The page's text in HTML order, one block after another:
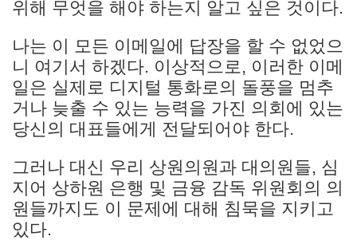
위해 무엇을 해야 하는지 알고 싶은 것이다.
나는 이 모든 이메일에 답장을 할 수 없었으
니 여기서 하겠다. 이상적으로, 이러한 이메
일은 실제로 디지털 통화로의 돌풍을 멈추
거나 늦출 수 있는 능력을 가진 의회에 있는
당신의 대표들에게 전달되어야 한다.
그러나 대신 우리 상원의원과 대의원들, 심
지어 상하원 은행 및 금융 감독 위원회의 의
원들까지도 이 문제에 대해 침묵을 지키고
있다.